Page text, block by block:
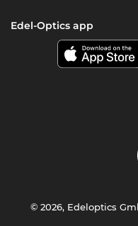
Edel-Optics app
© 2026, Edeloptics